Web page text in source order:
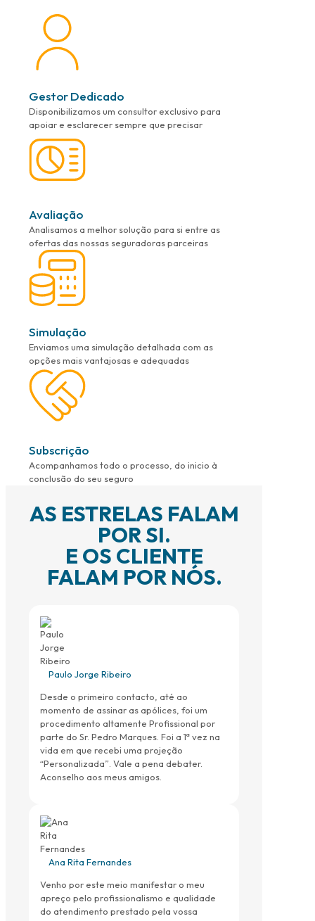
Gestor Dedicado
Disponibilizamos um consultor exclusivo para
apoiar e esclarecer sempre que precisar
Avaliação
Analisamos a melhor solução para si entre as
ofertas das nossas seguradoras parceiras
Simulação
Enviamos uma simulação detalhada com as
opções mais vantajosas e adequadas
Subscrição
Acompanhamos todo o processo, do inicio à
conclusão do seu seguro
AS ESTRELAS FALAM
POR SI.
E OS CLIENTE
FALAM POR NÓS.
Paulo Jorge Ribeiro
Desde o primeiro contacto, até ao
momento de assinar as apólices, foi um
procedimento altamente Profissional por
parte do Sr. Pedro Marques. Foi a 1ª vez na
vida em que recebi uma projeção
“Personalizada”. Vale a pena debater.
Aconselho aos meus amigos.
Ana Rita Fernandes
Venho por este meio manifestar o meu
apreço pelo profissionalismo e qualidade
do atendimento prestado pela vossa